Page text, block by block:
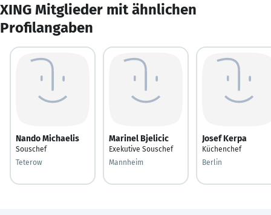
XING Mitglieder mit ähnlichen
Profilangaben
Nando Michaelis
Souschef
Teterow
Marinel Bjelicic
Exekutive Souschef
Mannheim
Josef Kerpa
Küchenchef
Berlin